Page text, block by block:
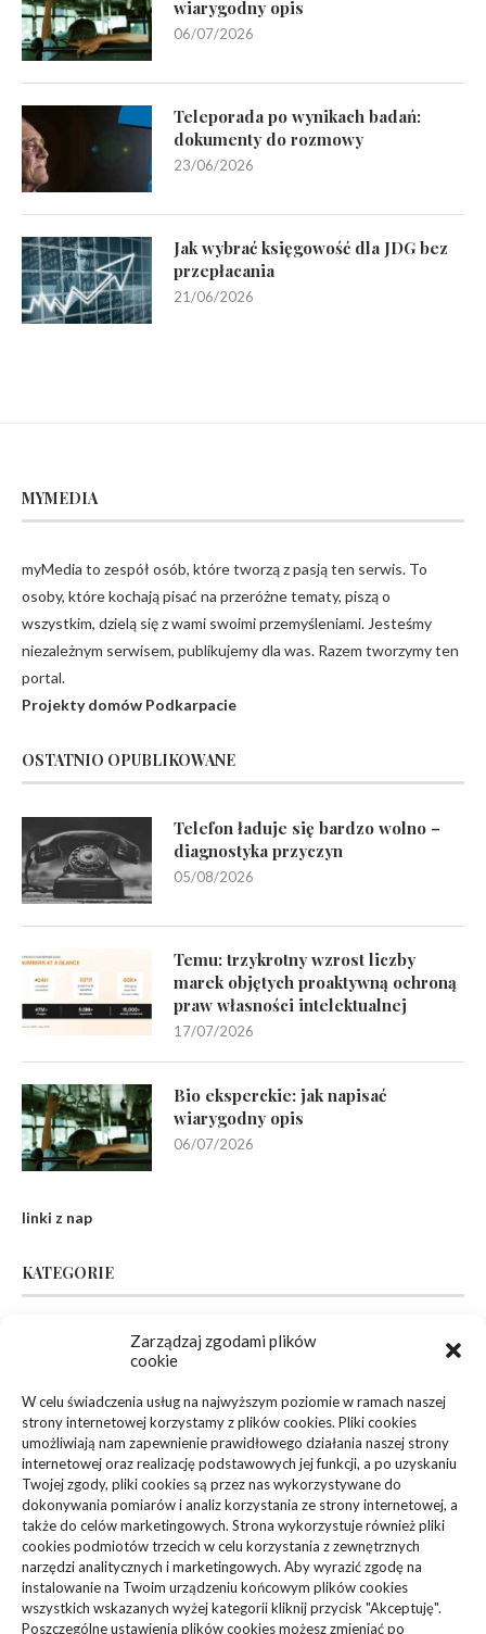
Zarządzaj zgodami plików
cookie
W celu świadczenia usług na najwyższym poziomie w ramach naszej
strony internetowej korzystamy z plików cookies. Pliki cookies
umożliwiają nam zapewnienie prawidłowego działania naszej strony
internetowej oraz realizację podstawowych jej funkcji, a po uzyskaniu
Twojej zgody, pliki cookies są przez nas wykorzystywane do
dokonywania pomiarów i analiz korzystania ze strony internetowej, a
także do celów marketingowych. Strona wykorzystuje również pliki
cookies podmiotów trzecich w celu korzystania z zewnętrznych
narzędzi analitycznych i marketingowych. Aby wyrazić zgodę na
instalowanie na Twoim urządzeniu końcowym plików cookies
wszystkich wskazanych wyżej kategorii kliknij przycisk "Akceptuję".
Poszczególne ustawienia plików cookies możesz zmieniać po
wiarygodny opis
06/07/2026
Teleporada po wynikach badań:
dokumenty do rozmowy
23/06/2026
Jak wybrać księgowość dla JDG bez
przepłacania
21/06/2026
MYMEDIA
myMedia to zespół osób, które tworzą z pasją ten serwis. To
osoby, które kochają pisać na przeróżne tematy, piszą o
wszystkim, dzielą się z wami swoimi przemyśleniami. Jesteśmy
niezależnym serwisem, publikujemy dla was. Razem tworzymy ten
portal.
Projekty domów Podkarpacie
OSTATNIO OPUBLIKOWANE
Telefon ładuje się bardzo wolno –
diagnostyka przyczyn
05/08/2026
Temu: trzykrotny wzrost liczby
marek objętych proaktywną ochroną
praw własności intelektualnej
17/07/2026
Bio eksperckie: jak napisać
wiarygodny opis
06/07/2026
linki z nap
KATEGORIE
(94)
Dom, Ogród
Zdrowie, Medycyna
Edukacja, Rozrywka (36)
Sport, Turystyka
Budownictwo, Przemysł